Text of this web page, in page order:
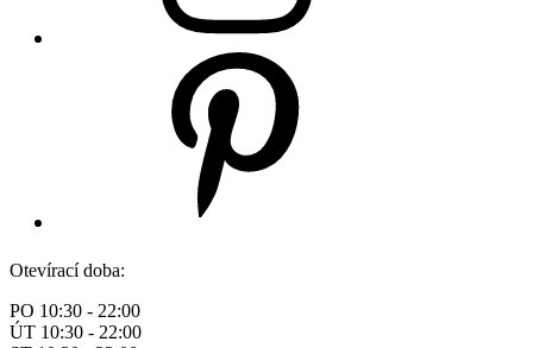
Otevírací doba:
PO 10:30 - 22:00
ÚT 10:30 - 22:00